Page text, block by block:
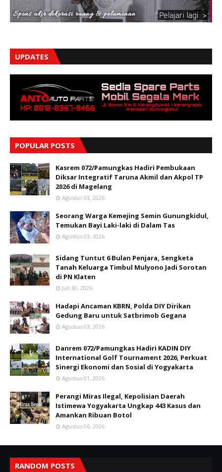
UPDATES
POPULAR POSTS
Kasrem 072/Pamungkas Hadiri Pembukaan
Diksar Integratif Taruna Akmil dan Akpol TP
2026 di Magelang
Agustus 03, 2026
Seorang Warga Kemejing Semin Gunungkidul,
Temukan Bayi Laki-laki di Dalam Tas
Agustus 03, 2026
Sidang Tuntut 6 Bulan Penjara, Sengketa
Tanah Keluarga Timbul Mulyono Jadi Sorotan
di PN Klaten
Juli 30, 2026
Hadapi Ancaman KBRN, Polda DIY Dirikan
Gedung Baru untuk Satbrimob Gegana
Agustus 03, 2026
Danrem 072/Pamungkas Hadiri KADIN DIY
International Golf Tournament 2026, Perkuat
Sinergi Ekonomi dan Sosial di Yogyakarta
Agustus 01, 2026
Perangi Miras Ilegal, Kepolisian Daerah
Istimewa Yogyakarta Ungkap 443 Kasus dan
Amankan Ribuan Botol
Agustus 06, 2026
RANDOM POSTS